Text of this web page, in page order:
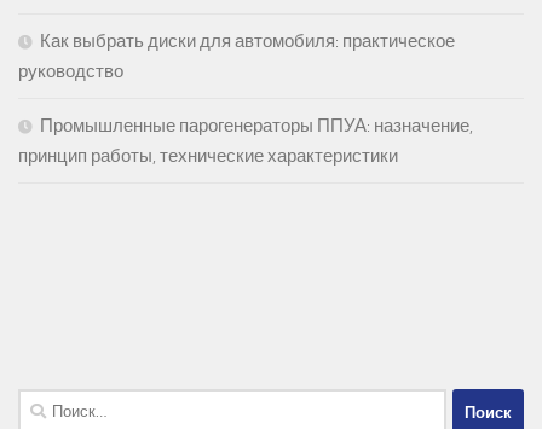
Как выбрать диски для автомобиля: практическое
руководство
Промышленные парогенераторы ППУА: назначение,
принцип работы, технические характеристики
Найти: